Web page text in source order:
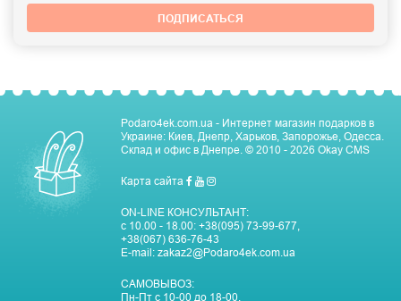
ПОДПИСАТЬСЯ
Podaro4ek.com.ua - Интернет магазин подарков в
Украине: Киев, Днепр, Харьков, Запорожье, Одесса.
Склад и офис в Днепре. © 2010 - 2026 Okay CMS
Карта сайта
ON-LINE КОНСУЛЬТАНТ:
с 10.00 - 18.00: +38(095) 73-99-677,
+38(067) 636-76-43
E-mail: zakaz2@Podaro4ek.com.ua
САМОВЫВОЗ:
Пн-Пт c 10-00 до 18-00,